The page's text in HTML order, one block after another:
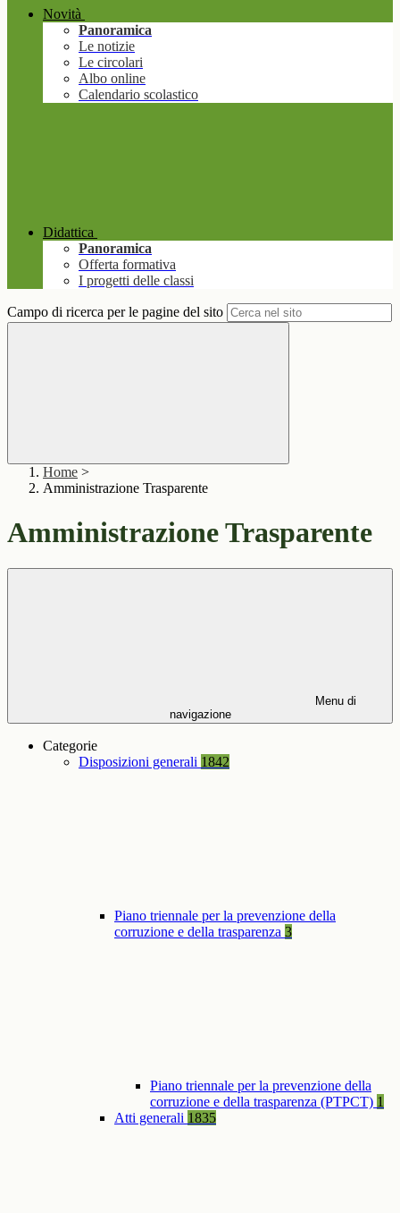
Novità
Panoramica
Le notizie
Le circolari
Albo online
Calendario scolastico
Didattica
Panoramica
Offerta formativa
I progetti delle classi
Campo di ricerca per le pagine del sito
Home >
Amministrazione Trasparente
Amministrazione Trasparente
Menu di
navigazione
Categorie
Disposizioni generali 1842
Piano triennale per la prevenzione della
corruzione e della trasparenza 3
Piano triennale per la prevenzione della
corruzione e della trasparenza (PTPCT) 1
Atti generali 1835